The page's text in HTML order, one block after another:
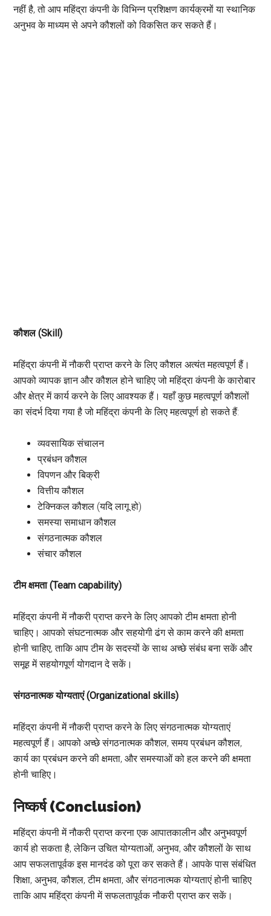
नहीं है, तो आप महिंद्रा कंपनी के विभिन्न प्रशिक्षण कार्यक्रमों या स्थानिक
अनुभव के माध्यम से अपने कौशलों को विकसित कर सकते हैं।
कौशल (Skill)
महिंद्रा कंपनी में नौकरी प्राप्त करने के लिए कौशल अत्यंत महत्वपूर्ण हैं।
आपको व्यापक ज्ञान और कौशल होने चाहिए जो महिंद्रा कंपनी के कारोबार
और क्षेत्र में कार्य करने के लिए आवश्यक हैं। यहाँ कुछ महत्वपूर्ण कौशलों
का संदर्भ दिया गया है जो महिंद्रा कंपनी के लिए महत्वपूर्ण हो सकते हैं:
व्यवसायिक संचालन
प्रबंधन कौशल
विपणन और बिक्री
वित्तीय कौशल
टेक्निकल कौशल (यदि लागू हो)
समस्या समाधान कौशल
संगठनात्मक कौशल
संचार कौशल
टीम क्षमता (Team capability)
महिंद्रा कंपनी में नौकरी प्राप्त करने के लिए आपको टीम क्षमता होनी
चाहिए। आपको संघटनात्मक और सहयोगी ढंग से काम करने की क्षमता
होनी चाहिए, ताकि आप टीम के सदस्यों के साथ अच्छे संबंध बना सकें और
समूह में सहयोगपूर्ण योगदान दे सकें।
संगठनात्मक योग्यताएं (Organizational skills)
महिंद्रा कंपनी में नौकरी प्राप्त करने के लिए संगठनात्मक योग्यताएं
महत्वपूर्ण हैं। आपको अच्छे संगठनात्मक कौशल, समय प्रबंधन कौशल,
कार्य का प्रबंधन करने की क्षमता, और समस्याओं को हल करने की क्षमता
होनी चाहिए।
निष्कर्ष (Conclusion)
महिंद्रा कंपनी में नौकरी प्राप्त करना एक आपातकालीन और अनुभवपूर्ण
कार्य हो सकता है, लेकिन उचित योग्यताओं, अनुभव, और कौशलों के साथ
आप सफलतापूर्वक इस मानदंड को पूरा कर सकते हैं। आपके पास संबंधित
शिक्षा, अनुभव, कौशल, टीम क्षमता, और संगठनात्मक योग्यताएं होनी चाहिए
ताकि आप महिंद्रा कंपनी में सफलतापूर्वक नौकरी प्राप्त कर सकें।